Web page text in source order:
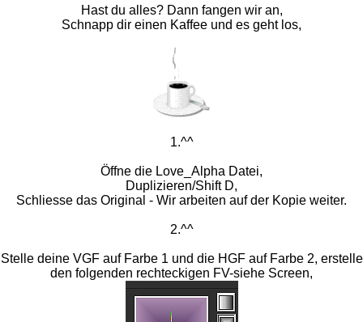
Hast du alles? Dann fangen wir an,
Schnapp dir einen Kaffee und es geht los,
1.^^
Öffne die Love_Alpha Datei,
Duplizieren/Shift D,
Schliesse das Original - Wir arbeiten auf der Kopie weiter.
2.^^
Stelle deine VGF auf Farbe 1 und die HGF auf Farbe 2, erstelle
den folgenden rechteckigen FV-siehe Screen,